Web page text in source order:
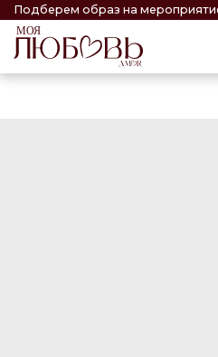
Подберем образ на мероприятие за 30 минут